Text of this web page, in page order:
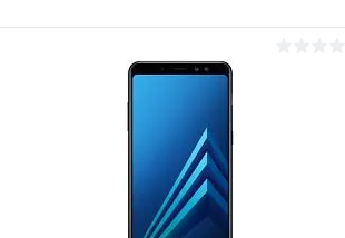
В корзину
К сравнению
Под заказ